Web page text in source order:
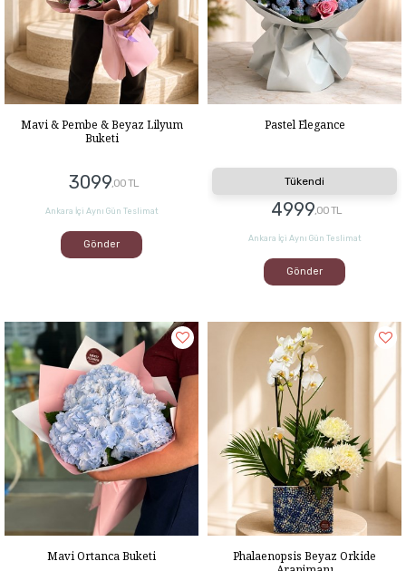
Mavi & Pembe & Beyaz Lilyum
Buketi
3099,00 TL
Ankara İçi Aynı Gün Teslimat
Gönder
Pastel Elegance
Tükendi
4999,00 TL
Ankara İçi Aynı Gün Teslimat
Gönder
Mavi Ortanca Buketi
Phalaenopsis Beyaz Orkide